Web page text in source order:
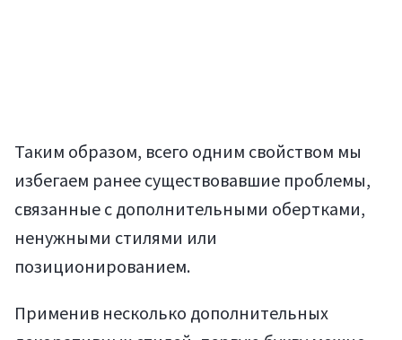
Статьи
Таким образом, всего одним свойством мы
избегаем ранее существовавшие проблемы,
связанные с дополнительными обертками,
ненужными стилями или
позиционированием.
Применив несколько дополнительных